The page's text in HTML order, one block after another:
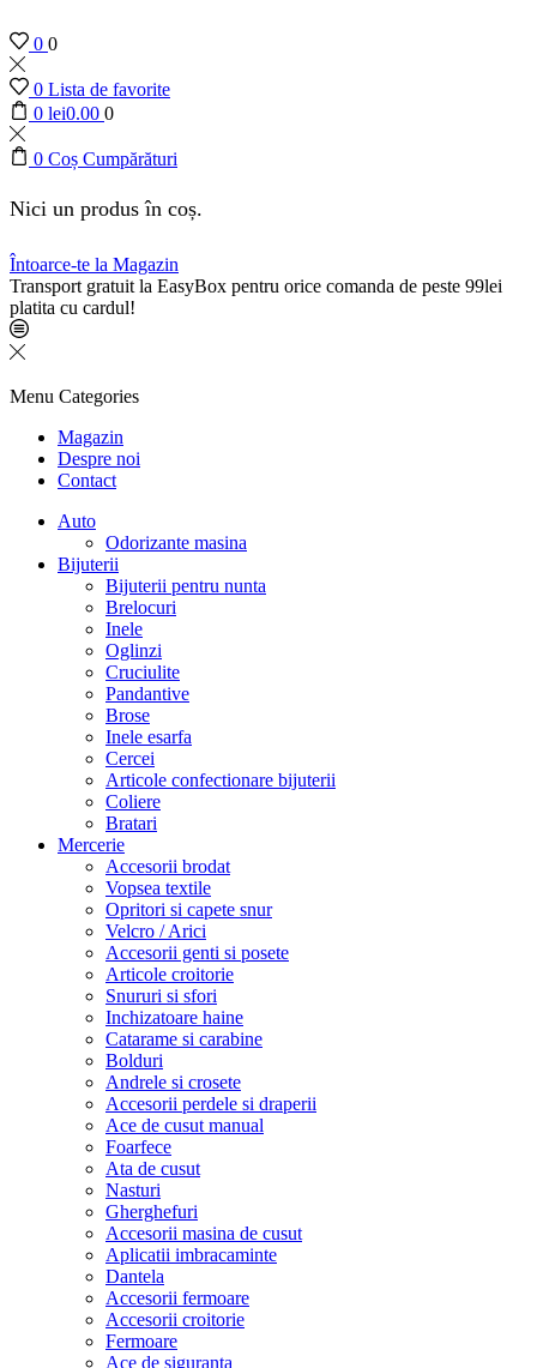
0 0
0 Lista de favorite
0 lei0.00 0
0 Coș Cumpărături
Nici un produs în coș.
Întoarce-te la Magazin
Transport gratuit la EasyBox pentru orice comanda de peste 99lei
platita cu cardul!
Menu Categories
Magazin
Despre noi
Contact
Auto
Odorizante masina
Bijuterii
Bijuterii pentru nunta
Brelocuri
Inele
Oglinzi
Cruciulite
Pandantive
Brose
Inele esarfa
Cercei
Articole confectionare bijuterii
Coliere
Bratari
Mercerie
Accesorii brodat
Vopsea textile
Opritori si capete snur
Velcro / Arici
Accesorii genti si posete
Articole croitorie
Snururi si sfori
Inchizatoare haine
Catarame si carabine
Bolduri
Andrele si crosete
Accesorii perdele si draperii
Ace de cusut manual
Foarfece
Ata de cusut
Nasturi
Gherghefuri
Accesorii masina de cusut
Aplicatii imbracaminte
Dantela
Accesorii fermoare
Accesorii croitorie
Fermoare
Ace de siguranta